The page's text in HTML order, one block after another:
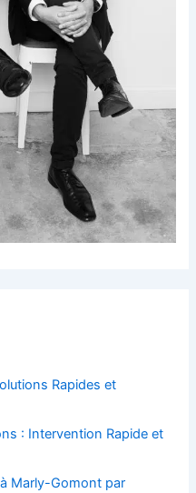
Rapides et
: Intervention Rapide et
Marly-Gomont par